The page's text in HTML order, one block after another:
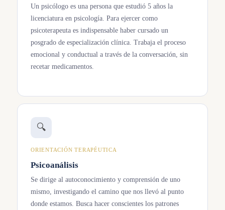
Un psicólogo es una persona que estudió 5 años la
licenciatura en psicología. Para ejercer como
psicoterapeuta es indispensable haber cursado un
posgrado de especialización clínica. Trabaja el proceso
emocional y conductual a través de la conversación, sin
recetar medicamentos.
🔍
ORIENTACIÓN TERAPÉUTICA
Psicoanálisis
Se dirige al autoconocimiento y comprensión de uno
mismo, investigando el camino que nos llevó al punto
donde estamos. Busca hacer conscientes los patrones